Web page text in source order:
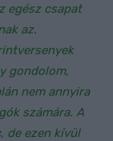
egész csapat
az.
gondolom,
nem annyira
számára. A
de ezen kívül